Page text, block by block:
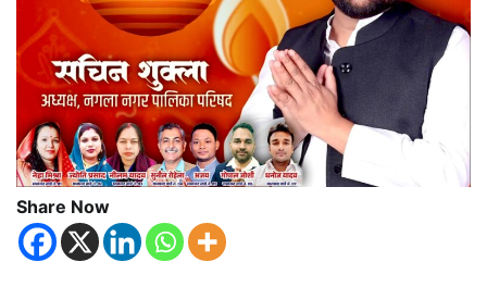
Share Now